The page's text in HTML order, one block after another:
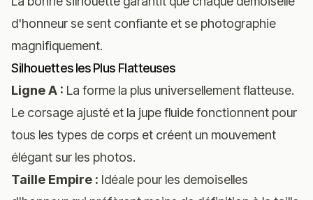
d'honneur se sent confiante et se photographie
magnifiquement.
Silhouettes les Plus Flatteuses
Ligne A : La forme la plus universellement flatteuse.
Le corsage ajusté et la jupe fluide fonctionnent pour
tous les types de corps et créent un mouvement
élégant sur les photos.
Taille Empire : Idéale pour les demoiselles